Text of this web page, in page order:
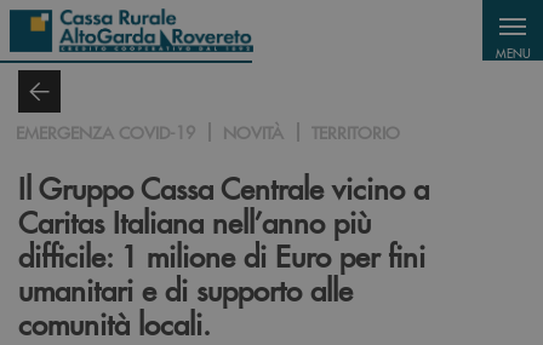
Salta al contenuto principale
MENU
EMERGENZA COVID-19 NOVITÀ TERRITORIO
Il Gruppo Cassa Centrale vicino a
Caritas Italiana nell’anno più
difficile: 1 milione di Euro per fini
umanitari e di supporto alle
comunità locali.